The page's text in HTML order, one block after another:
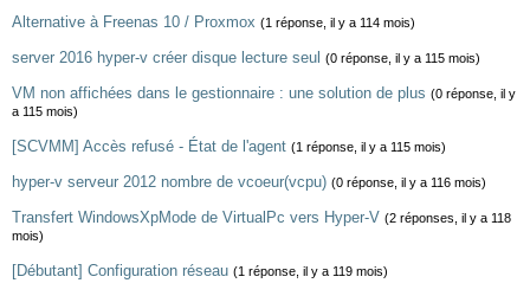
Alternative à Freenas 10 / Proxmox (1 réponse, il y a 114 mois)
server 2016 hyper-v créer disque lecture seul (0 réponse, il y a 115 mois)
VM non affichées dans le gestionnaire : une solution de plus (0 réponse, il y
a 115 mois)
[SCVMM] Accès refusé - État de l'agent (1 réponse, il y a 115 mois)
hyper-v serveur 2012 nombre de vcoeur(vcpu) (0 réponse, il y a 116 mois)
Transfert WindowsXpMode de VirtualPc vers Hyper-V (2 réponses, il y a 118
mois)
[Débutant] Configuration réseau (1 réponse, il y a 119 mois)